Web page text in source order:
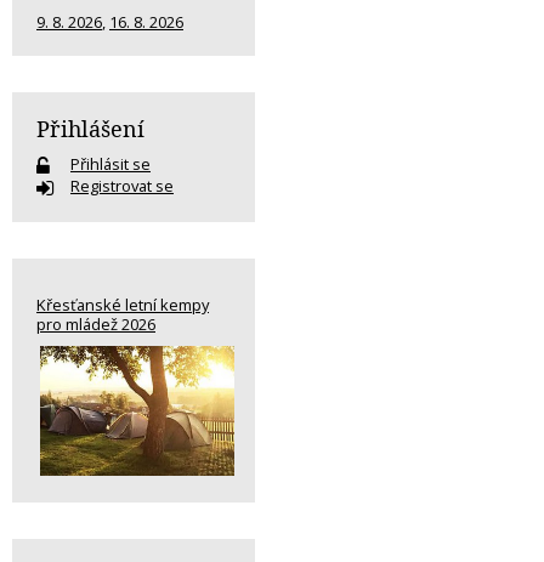
9. 8. 2026, 16. 8. 2026
Přihlášení
Přihlásit se
Registrovat se
Křesťanské letní kempy
pro mládež 2026